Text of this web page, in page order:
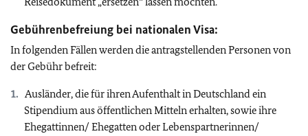
Gebührenbefreiung bei nationalen Visa:
In folgenden Fällen werden die antragstellenden Personen von
der Gebühr befreit:
Ausländer, die für ihren Aufenthalt in Deutschland ein
Stipendium aus öffentlichen Mitteln erhalten, sowie ihre
Ehegattinnen/ Ehegatten oder Lebenspartnerinnen/